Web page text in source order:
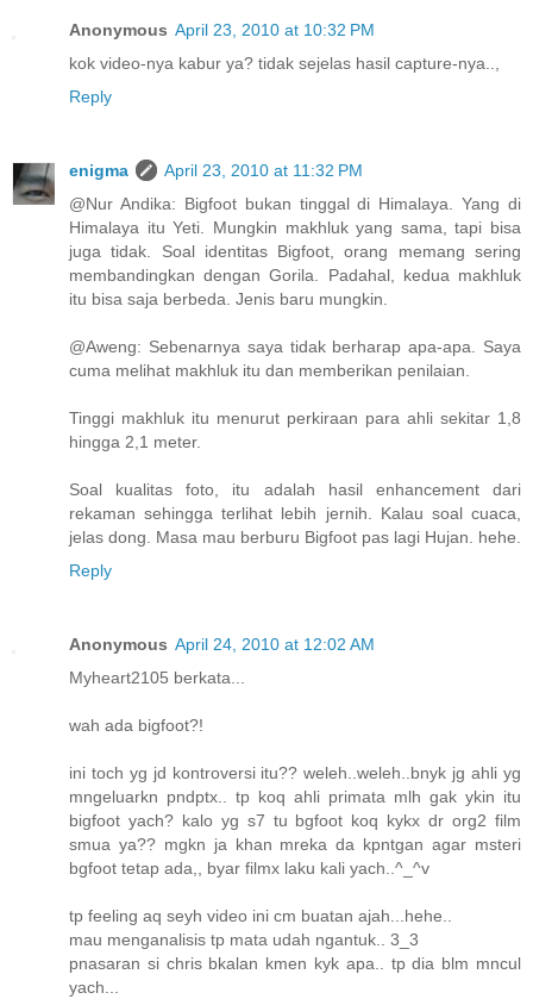
Anonymous April 23, 2010 at 10:32 PM
kok video-nya kabur ya? tidak sejelas hasil capture-nya..,
Reply
enigma
April 23, 2010 at 11:32 PM
@Nur Andika: Bigfoot bukan tinggal di Himalaya. Yang di
Himalaya itu Yeti. Mungkin makhluk yang sama, tapi bisa
juga tidak. Soal identitas Bigfoot, orang memang sering
membandingkan dengan Gorila. Padahal, kedua makhluk
itu bisa saja berbeda. Jenis baru mungkin.
@Aweng: Sebenarnya saya tidak berharap apa-apa. Saya
cuma melihat makhluk itu dan memberikan penilaian.
Tinggi makhluk itu menurut perkiraan para ahli sekitar 1,8
hingga 2,1 meter.
Soal kualitas foto, itu adalah hasil enhancement dari
rekaman sehingga terlihat lebih jernih. Kalau soal cuaca,
jelas dong. Masa mau berburu Bigfoot pas lagi Hujan. hehe.
Reply
Anonymous April 24, 2010 at 12:02 AM
Myheart2105 berkata...
wah ada bigfoot?!
ini toch yg jd kontroversi itu?? weleh..weleh..bnyk jg ahli yg
mngeluarkn pndptx.. tp koq ahli primata mlh gak ykin itu
bigfoot yach? kalo yg s7 tu bgfoot koq kykx dr org2 film
smua ya?? mgkn ja khan mreka da kpntgan agar msteri
bgfoot tetap ada,, byar filmx laku kali yach..^_^v
tp feeling aq seyh video ini cm buatan ajah...hehe..
mau menganalisis tp mata udah ngantuk.. 3_3
pnasaran si chris bkalan kmen kyk apa.. tp dia blm mncul
yach...